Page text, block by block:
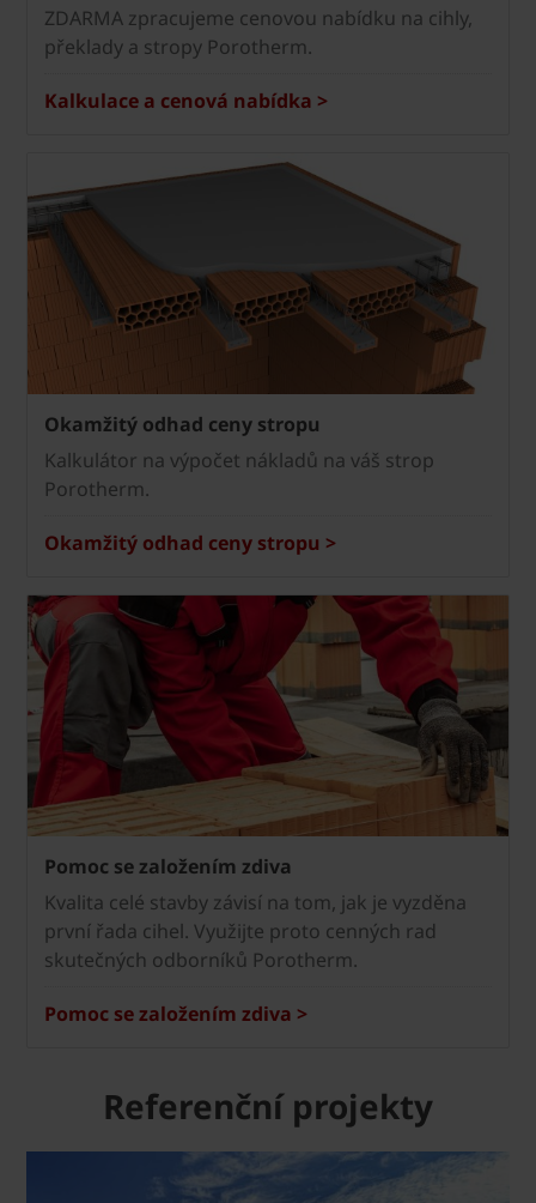
ZDARMA zpracujeme cenovou nabídku na cihly,
překlady a stropy Porotherm.
Kalkulace a cenová nabídka >
Okamžitý odhad ceny stropu
Kalkulátor na výpočet nákladů na váš strop
Porotherm.
Okamžitý odhad ceny stropu >
Pomoc se založením zdiva
Kvalita celé stavby závisí na tom, jak je vyzděna
první řada cihel. Využijte proto cenných rad
skutečných odborníků Porotherm.
Pomoc se založením zdiva >
Referenční projekty